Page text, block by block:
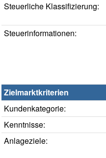
Steuerliche Klassifizierung:
Steuerinformationen:
Zielmarktkriterien
Kundenkategorie:
Kenntnisse:
Anlageziele: